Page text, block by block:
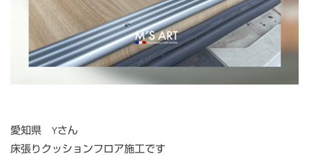
愛知県 Yさん
床張りクッションフロア施工です